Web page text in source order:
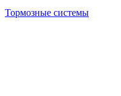
Тормозные системы